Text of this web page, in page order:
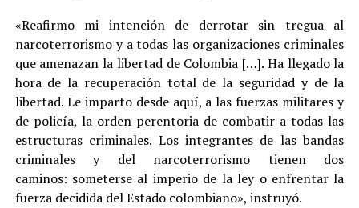
«Reafirmo mi intención de derrotar sin tregua al
narcoterrorismo y a todas las organizaciones criminales
que amenazan la libertad de Colombia […]. Ha llegado la
hora de la recuperación total de la seguridad y de la
libertad. Le imparto desde aquí, a las fuerzas militares y
de policía, la orden perentoria de combatir a todas las
estructuras criminales. Los integrantes de las bandas
criminales y del narcoterrorismo tienen dos
caminos: someterse al imperio de la ley o enfrentar la
fuerza decidida del Estado colombiano», instruyó.